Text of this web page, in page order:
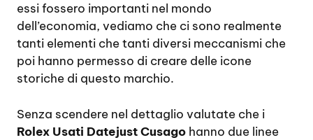
essi fossero importanti nel mondo
dell’economia, vediamo che ci sono realmente
tanti elementi che tanti diversi meccanismi che
poi hanno permesso di creare delle icone
storiche di questo marchio.
Senza scendere nel dettaglio valutate che i
Rolex Usati Datejust Cusago hanno due linee